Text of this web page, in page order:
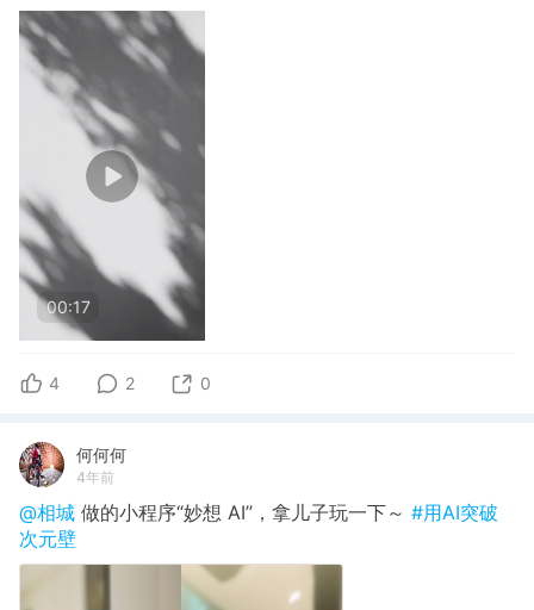
00:17
4 2 0
何何何
4年前
@相城 做的小程序“妙想 AI”，拿儿子玩一下～ #用AI突破
次元壁